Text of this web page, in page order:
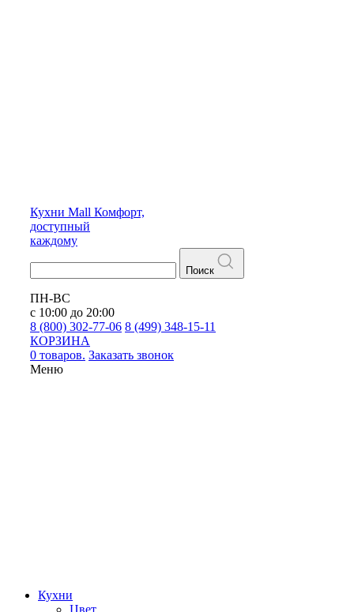
Кухни Mall Комфорт,
доступный
каждому
Поиск
ПН-ВС
с 10:00 до 20:00
8 (800) 302-77-06 8 (499) 348-15-11
КОРЗИНА
0 товаров. Заказать звонок
Меню
Кухни
Цвет